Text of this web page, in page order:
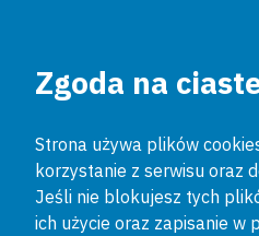
Zgoda na
Strona używa plików
korzystanie z serwisu oraz
Jeśli nie blokujesz tych
ich użycie oraz zapisanie w